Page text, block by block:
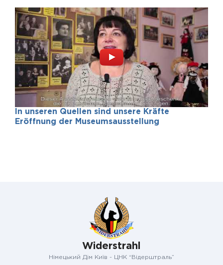
In unseren Quellen sind unsere Kräfte
Eröffnung der Museumsausstellung
Widerstrahl
Німецький Дім Київ - ЦНК “Відерштраль”